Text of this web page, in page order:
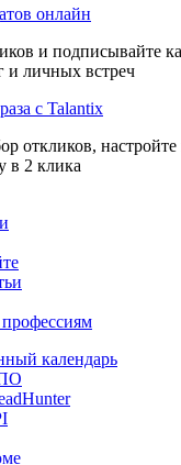
онлайн
и подписывайте
и личных встреч
с Talantix
откликов, настройте
в 2 клика
календарь